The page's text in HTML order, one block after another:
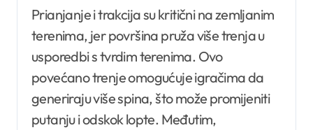
Prianjanje i trakcija su kritični na zemljanim
terenima, jer površina pruža više trenja u
usporedbi s tvrdim terenima. Ovo
povećano trenje omogućuje igračima da
generiraju više spina, što može promijeniti
putanju i odskok lopte. Međutim,